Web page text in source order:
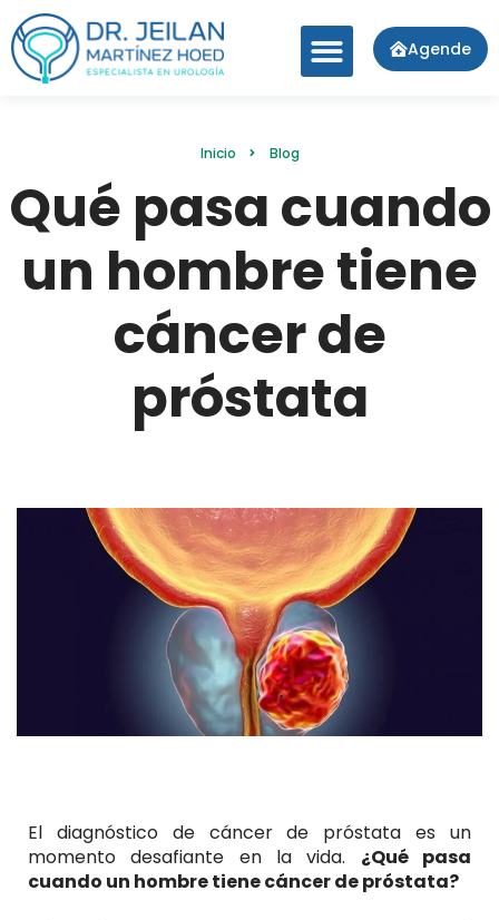
Agende
Inicio Blog
Qué pasa cuando
un hombre tiene
cáncer de
próstata
El diagnóstico de cáncer de próstata es un
momento desafiante en la vida. ¿Qué pasa
cuando un hombre tiene cáncer de próstata?